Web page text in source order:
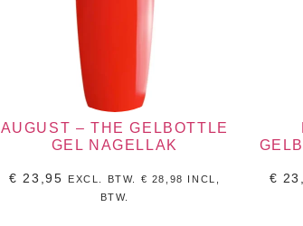
AUGUST – THE GELBOTTLE
GEL NAGELLAK
€ 23,95 EXCL. BTW. € 28,98 INCL,
BTW.
€